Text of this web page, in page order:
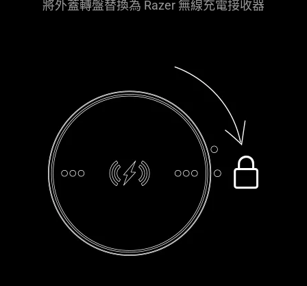
將外蓋轉盤替換為 Razer 無線充電接收器